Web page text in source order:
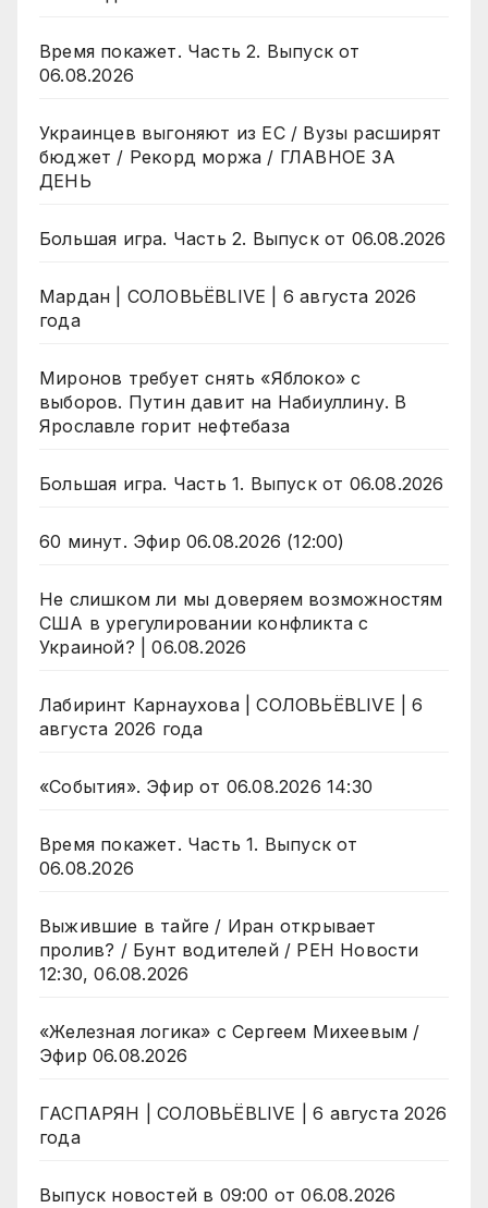
Время покажет. Часть 2. Выпуск от
06.08.2026
Украинцев выгоняют из ЕС / Вузы расширят
бюджет / Рекорд моржа / ГЛАВНОЕ ЗА
ДЕНЬ
Большая игра. Часть 2. Выпуск от 06.08.2026
Мардан | СОЛОВЬЁВLIVE | 6 августа 2026
года
Миронов требует снять «Яблоко» с
выборов. Путин давит на Набиуллину. В
Ярославле горит нефтебаза
Большая игра. Часть 1. Выпуск от 06.08.2026
60 минут. Эфир 06.08.2026 (12:00)
Не слишком ли мы доверяем возможностям
США в урегулировании конфликта с
Украиной? | 06.08.2026
Лабиринт Карнаухова | СОЛОВЬЁВLIVE | 6
августа 2026 года
«События». Эфир от 06.08.2026 14:30
Время покажет. Часть 1. Выпуск от
06.08.2026
Выжившие в тайге / Иран открывает
пролив? / Бунт водителей / РЕН Новости
12:30, 06.08.2026
«Железная логика» с Сергеем Михеевым /
Эфир 06.08.2026
ГАСПАРЯН | СОЛОВЬЁВLIVE | 6 августа 2026
года
Выпуск новостей в 09:00 от 06.08.2026